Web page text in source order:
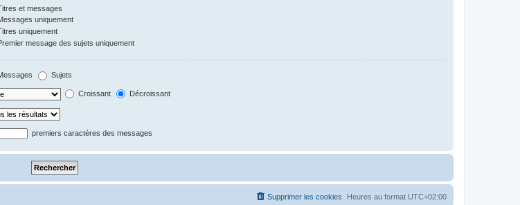
et messages
uniquement
uniquement
message des sujets uniquement
Sujets
Croissant Décroissant
premiers caractères des messages
Heures au format UTC+02:00
Supprimer les cookies